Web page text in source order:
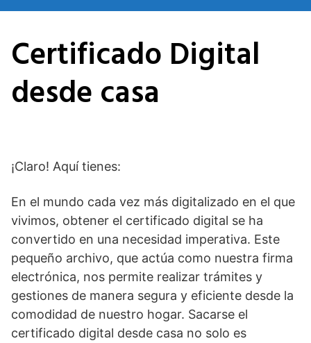
Saltar
contenido
Certificado Digital
desde casa
¡Claro! Aquí tienes:
En el mundo cada vez más digitalizado en el que
vivimos, obtener el certificado digital se ha
convertido en una necesidad imperativa. Este
pequeño archivo, que actúa como nuestra firma
electrónica, nos permite realizar trámites y
gestiones de manera segura y eficiente desde la
comodidad de nuestro hogar. Sacarse el
certificado digital desde casa no solo es